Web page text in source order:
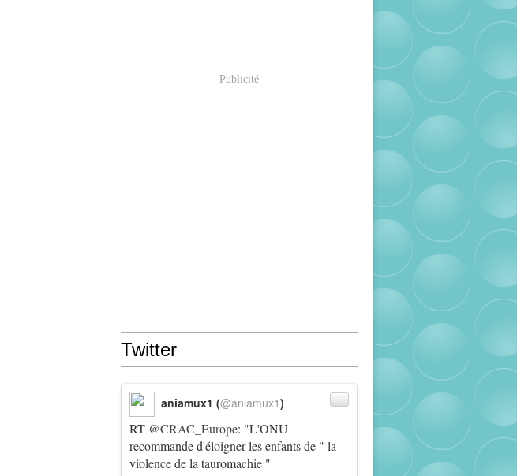
Publicité
Twitter
RT @CRAC_Europe: "L'ONU
recommande d'éloigner les enfants de " la
violence de la tauromachie "
aniamux1 (@aniamux1)